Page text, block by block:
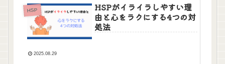
HSP
HSPがイライラしやすい理
由と心をラクにする4つの対
処法
2025.08.29